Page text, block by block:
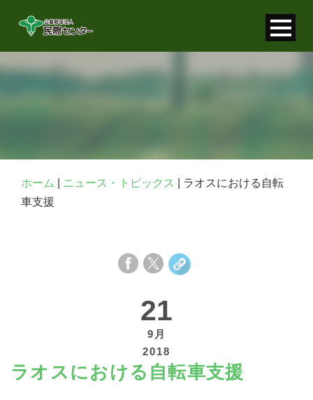
お問い合わせ
ホーム ニュース・トピックス
ラオスにおける自転
車支援
21
9月
2018
ラオスにおける自転車支援